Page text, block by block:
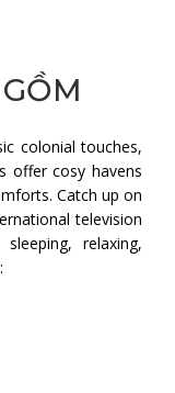
colonial touches,
offer cosy havens
Catch up on
television
relaxing,